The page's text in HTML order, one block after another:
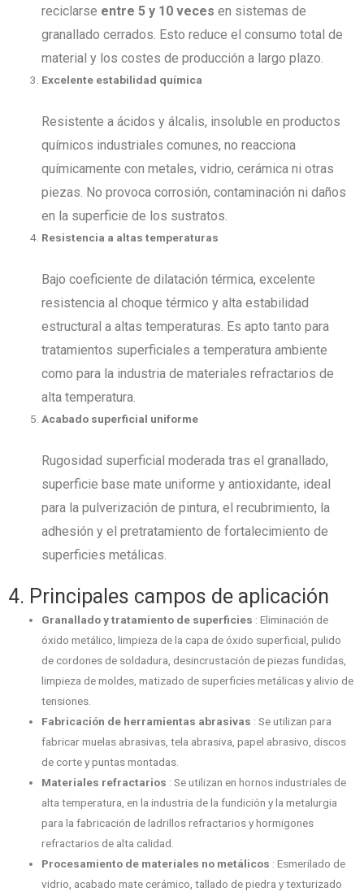
reciclarse entre 5 y 10 vecesen sistemas de
granallado cerrados. Esto reduce el consumo total de
material y los costes de producción a largo plazo.
Excelente estabilidad química
Resistente a ácidos y álcalis, insoluble en productos
químicos industriales comunes, no reacciona
químicamente con metales, vidrio, cerámica ni otras
piezas. No provoca corrosión, contaminación ni daños
en la superficie de los sustratos.
Resistencia a altas temperaturas
Bajo coeficiente de dilatación térmica, excelente
resistencia al choque térmico y alta estabilidad
estructural a altas temperaturas. Es apto tanto para
tratamientos superficiales a temperatura ambiente
como para la industria de materiales refractarios de
alta temperatura.
Acabado superficial uniforme
Rugosidad superficial moderada tras el granallado,
superficie base mate uniforme y antioxidante, ideal
para la pulverización de pintura, el recubrimiento, la
adhesión y el pretratamiento de fortalecimiento de
superficies metálicas.
4. Principales campos de aplicación
Granallado y tratamiento de superficies : Eliminación de
óxido metálico, limpieza de la capa de óxido superficial, pulido
de cordones de soldadura, desincrustación de piezas fundidas,
limpieza de moldes, matizado de superficies metálicas y alivio de
tensiones.
Fabricación de herramientas abrasivas : Se utilizan para
fabricar muelas abrasivas, tela abrasiva, papel abrasivo, discos
de corte y puntas montadas.
Materiales refractarios : Se utilizan en hornos industriales de
alta temperatura, en la industria de la fundición y la metalurgia
para la fabricación de ladrillos refractarios y hormigones
refractarios de alta calidad.
Procesamiento de materiales no metálicos : Esmerilado de
vidrio, acabado mate cerámico, tallado de piedra y texturizado